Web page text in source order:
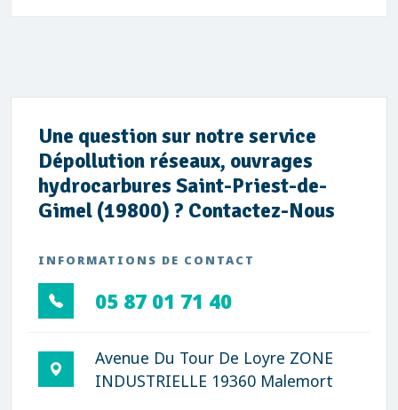
Une question sur notre service
Dépollution réseaux, ouvrages
hydrocarbures Saint-Priest-de-
Gimel (19800) ? Contactez-Nous
INFORMATIONS DE CONTACT
05 87 01 71 40
Avenue Du Tour De Loyre ZONE
INDUSTRIELLE 19360 Malemort